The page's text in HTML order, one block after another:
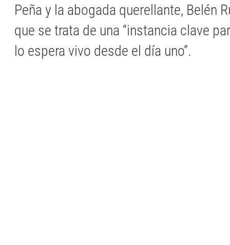
Peña y la abogada querellante, Belén
que se trata de una “instancia clave
lo espera vivo desde el día uno”.